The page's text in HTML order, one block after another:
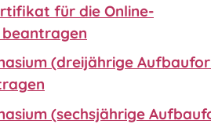
für die Online-
(dreijährige
(sechsjährige